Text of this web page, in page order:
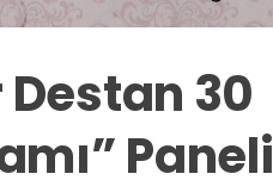
Destan 30
Paneli